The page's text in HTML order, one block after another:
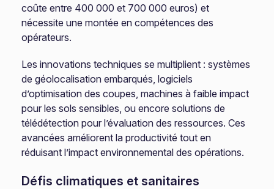
coûte entre 400 000 et 700 000 euros) et
nécessite une montée en compétences des
opérateurs.
Les innovations techniques se multiplient : systèmes
de géolocalisation embarqués, logiciels
d’optimisation des coupes, machines à faible impact
pour les sols sensibles, ou encore solutions de
télédétection pour l’évaluation des ressources. Ces
avancées améliorent la productivité tout en
réduisant l’impact environnemental des opérations.
Défis climatiques et sanitaires